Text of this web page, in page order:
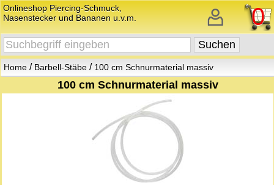
0
Onlineshop Piercing-Schmuck,
Nasenstecker und Bananen u.v.m.
Home / Barbell-Stäbe / 100 cm Schnurmaterial massiv
100 cm Schnurmaterial massiv